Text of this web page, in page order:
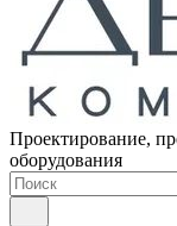
Проектирование,
оборудования